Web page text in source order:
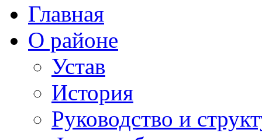
Главная
О районе
Устав
История
Руководство и